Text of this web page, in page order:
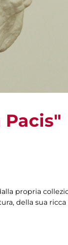
propria
della sua ricca